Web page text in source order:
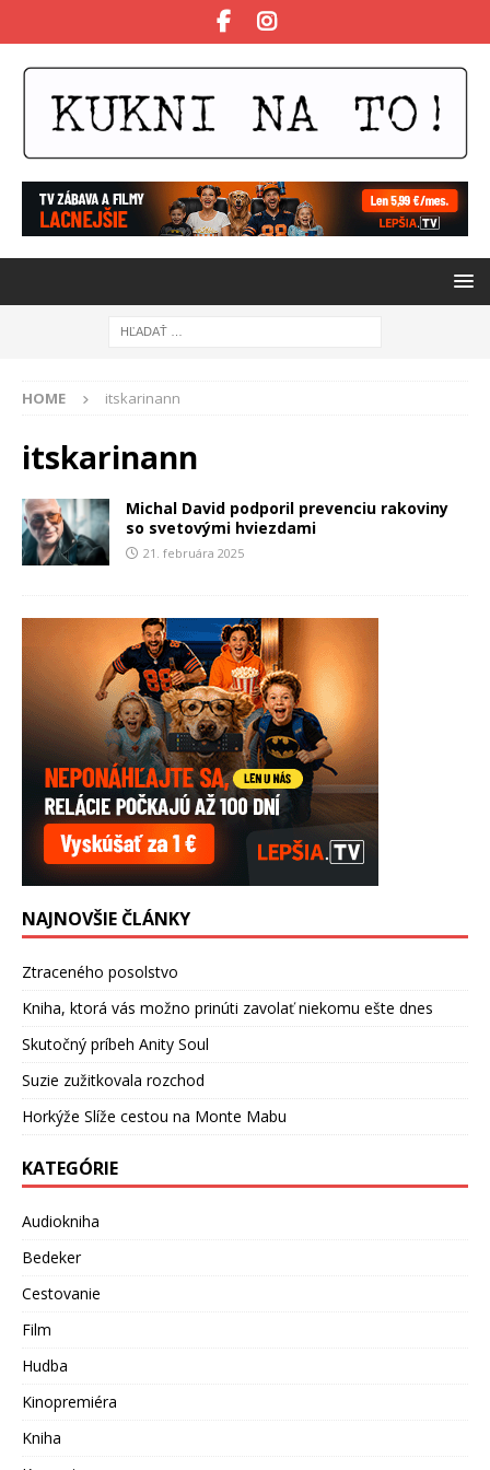
HOME itskarinann
itskarinann
Michal David podporil prevenciu rakoviny
so svetovými hviezdami
21. februára 2025
NAJNOVŠIE ČLÁNKY
Ztraceného posolstvo
Kniha, ktorá vás možno prinúti zavolať niekomu ešte dnes
Skutočný príbeh Anity Soul
Suzie zužitkovala rozchod
Horkýže Slíže cestou na Monte Mabu
KATEGÓRIE
Audiokniha
Bedeker
Cestovanie
Film
Hudba
Kinopremiéra
Kniha